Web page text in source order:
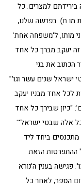
למצרים. כל
מו ח). בפרשה שלנו,
מותו, ל'משפחה אחת'
יעקב מברך כל אחד
הכתוב את בני
שנים עשר וגו'"
לכל אחד מבניו יעקב
שבירך כל אחד
אלה שבטי ישראל'"
ביחד ליד
ההתפרטות הזאת
פגישה בענין ה'נורא
הספר, לאחר כל